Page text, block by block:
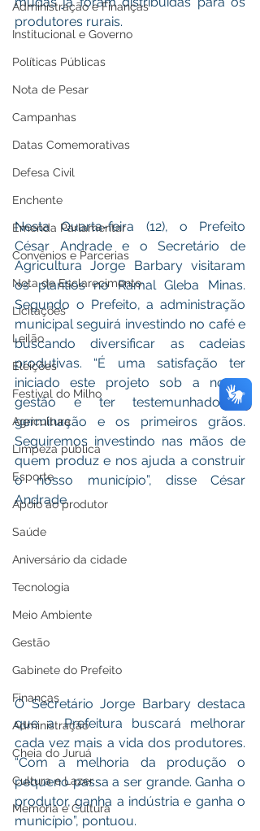
Administração e Finanças
Institucional e Governo
Políticas Públicas
Nota de Pesar
Campanhas
Datas Comemorativas
Defesa Civil
Enchente
Emenda Parlamentar
Convênios e Parcerias
Nota de Esclarecimento
Licitações
Leilão
Eleições
Festival do Milho
Agricultura
Limpeza pública
Esporte
Apoio ao produtor
Saúde
Aniversário da cidade
Tecnologia
Meio Ambiente
Gestão
Gabinete do Prefeito
Finanças
Administração
Cheia do Juruá
Cultura e Lazer
Memória e Cultura
produtores rurais.
Nesta Quarta-feira (12), o Prefeito
César Andrade e o Secretário de
Agricultura Jorge Barbary visitaram
os plantios no Ramal Gleba Minas.
Segundo o Prefeito, a administração
municipal seguirá investindo no café e
buscando diversificar as cadeias
produtivas. “É uma satisfação ter
iniciado este projeto sob a nossa
gestão e ter testemunhado a
germinação e os primeiros grãos.
Seguiremos investindo nas mãos de
quem produz e nos ajuda a construir
o nosso município”, disse César
Andrade.
O Secretário Jorge Barbary destaca
que a Prefeitura buscará melhorar
cada vez mais a vida dos produtores.
“Com a melhoria da produção o
pequeno passa a ser grande. Ganha o
produtor, ganha a indústria e ganha o
município”, pontuou.